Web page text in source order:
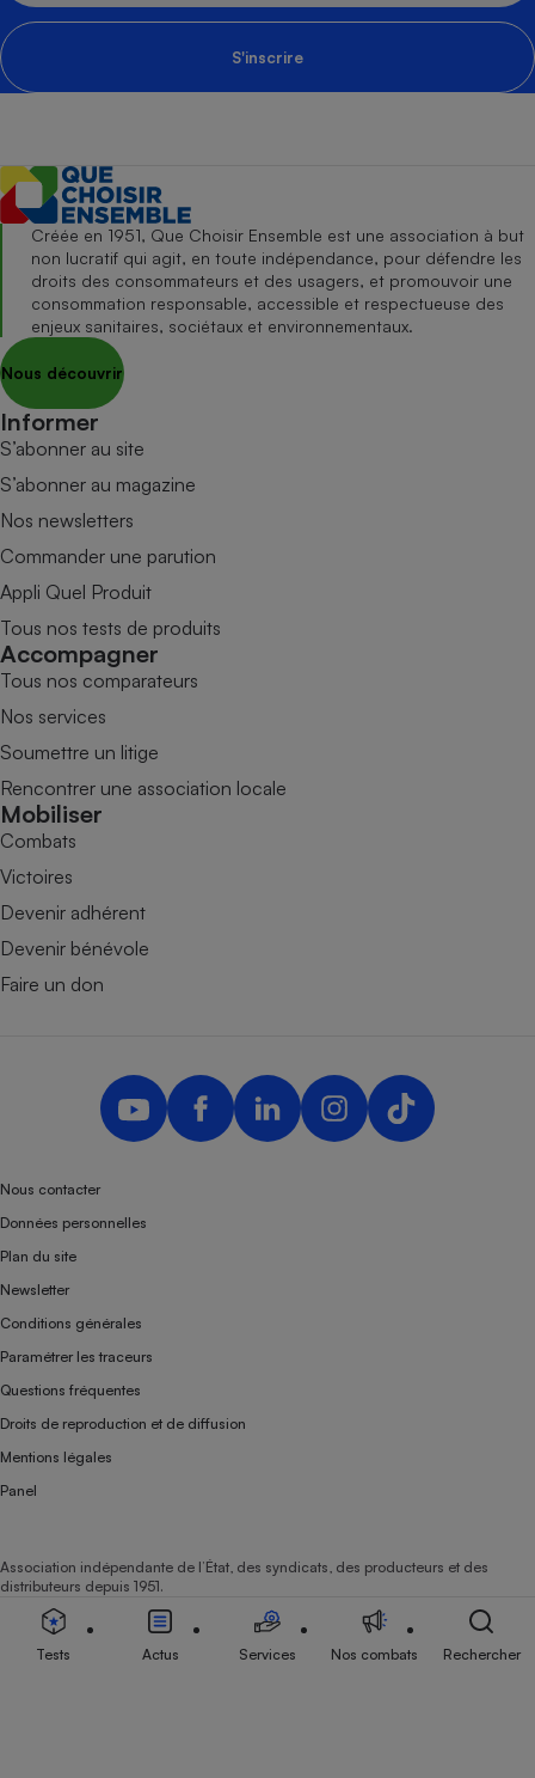
S'inscrire
Créée en 1951, Que Choisir Ensemble est une association à but
non lucratif qui agit, en toute indépendance, pour défendre les
droits des consommateurs et des usagers, et promouvoir une
consommation responsable, accessible et respectueuse des
enjeux sanitaires, sociétaux et environnementaux.
Nous découvrir
Informer
S’abonner au site
S’abonner au magazine
Nos newsletters
Commander une parution
Appli Quel Produit
Tous nos tests de produits
Accompagner
Tous nos comparateurs
Nos services
Soumettre un litige
Rencontrer une association locale
Mobiliser
Combats
Victoires
Devenir adhérent
Devenir bénévole
Faire un don
Nous contacter
Données personnelles
Plan du site
Newsletter
Conditions générales
Paramétrer les traceurs
Questions fréquentes
Droits de reproduction et de diffusion
Mentions légales
Panel
Association indépendante de l’État, des syndicats, des producteurs et des
distributeurs depuis 1951.
Tests Actus Services Nos combats Rechercher